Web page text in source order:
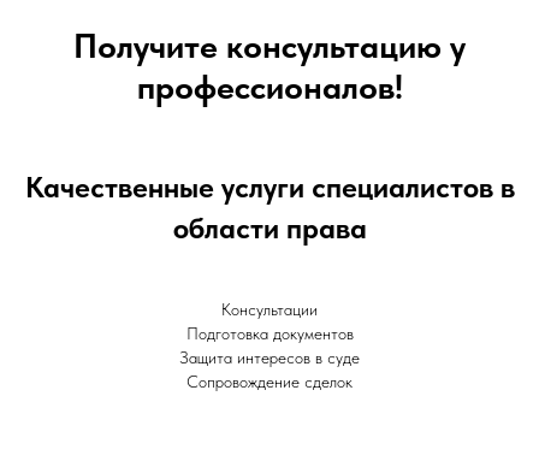
Получите консультацию у
профессионалов!
Качественные услуги специалистов в
области права
Консультации
Подготовка документов
Защита интересов в суде
Сопровождение сделок